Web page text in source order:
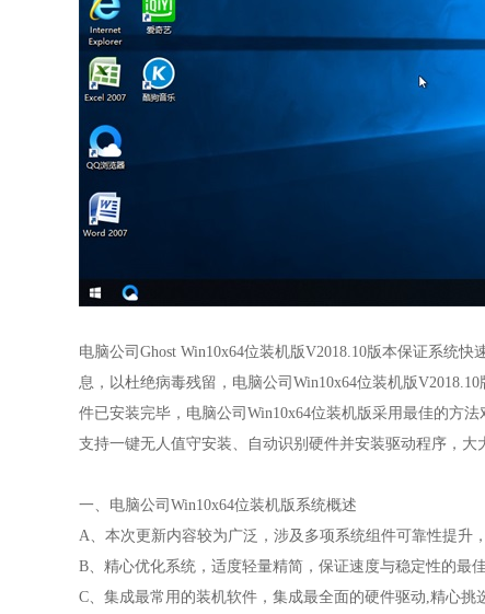
电脑公司Ghost Win10x64位装机版V2018.10版本保证系统
息，以杜绝病毒残留，电脑公司Win10x64位装机版
件已安装完毕，电脑公司Win10x64位装机版采用最佳的方
支持一键无人值守安装、自动识别硬件并安装驱动程序，大
一、电脑公司Win10x64位装机版系统概述
A、本次更新内容较为广泛，涉及多项系统组件可靠性提升
B、精心优化系统，适度轻量精简，保证速度与稳定性的最
C、集成最常用的装机软件，集成最全面的硬件驱动,精心挑